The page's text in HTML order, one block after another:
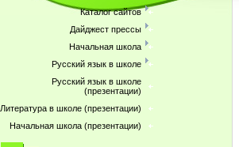
Каталог сайтов
Дайджест прессы
Начальная школа
Русский язык в школе
Русский язык в школе
(презентации)
Литература в школе (презентации)
Начальная школа (презентации)